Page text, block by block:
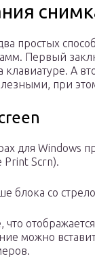
простых
Первый
клавиатуре.
при
для Windows
Print Scrn).
блока со
что
можно